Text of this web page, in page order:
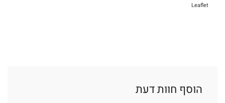
Leaflet
הוסף חוות דעת